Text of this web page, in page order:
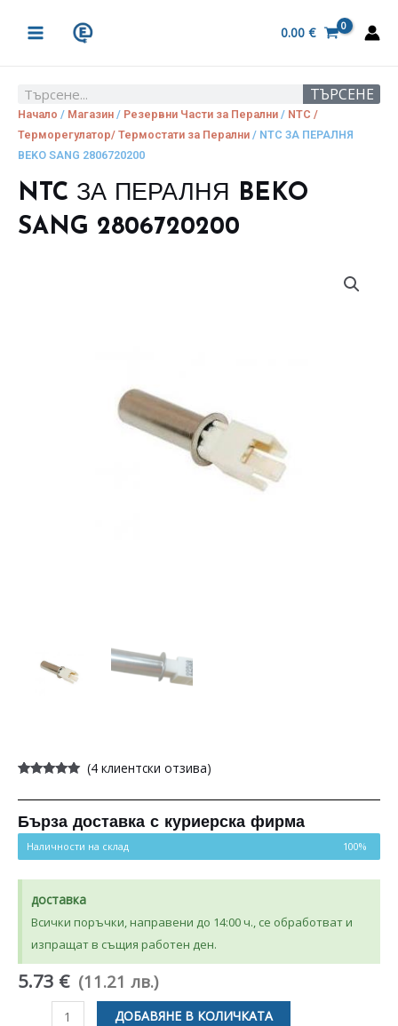
MENU
0.00 €
Search ТЪРСЕНЕ
Начало / Магазин / Резервни Части за Перални / NTC /
Терморегулатор/ Термостати за Перални / NTC ЗА ПЕРАЛНЯ
BEKO SANG 2806720200
NTC ЗА ПЕРАЛНЯ BEKO
SANG 2806720200
5.00от 5,
потребителски
оценки
(4клиентски отзива)
Бърза доставка с куриерска фирма
Наличности на склад 100%
доставка
Всички поръчки, направени до 14:00 ч., се обработват и
изпращат в същия работен ден.
5.73 € (11.21 лв.)
количество
ДОБАВЯНЕ В КОЛИЧКАТА